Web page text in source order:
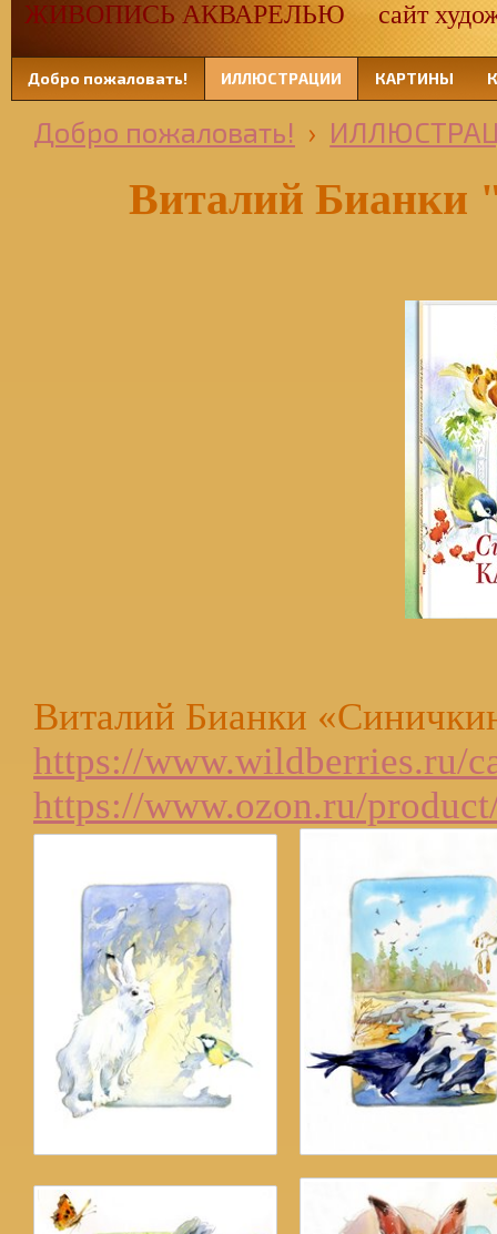
ЖИВОПИСЬ АКВАРЕЛЬЮ сайт
Добро пожаловать! ИЛЛЮСТРАЦИИ КАРТИНЫ
Добро пожаловать! ›
Виталий Бианки
Виталий Бианки
https://www.wildberries.ru/
https://www.ozon.ru/